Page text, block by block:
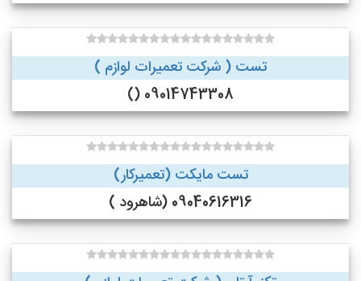
تست ( شرکت تعمیرات لوازم )
09014743308 ()
تست مایکت (تعمیرکار)
09040616316 (شاهرود )